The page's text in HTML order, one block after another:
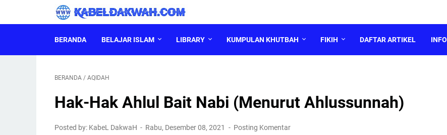
BERANDA BELAJAR ISLAM LIBRARY KUMPULAN KHUTBAH FIKIH DAFTAR ARTIKEL INFO
BERANDA / AQIDAH
Hak-Hak Ahlul Bait Nabi (Menurut Ahlussunnah)
Posted by: KabeL DakwaH Rabu, Desember 08, 2021 Posting Komentar